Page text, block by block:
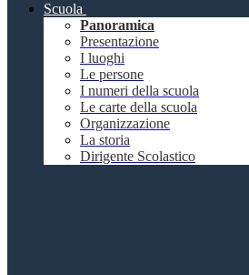
Scuola
Panoramica
Presentazione
I luoghi
Le persone
I numeri della scuola
Le carte della scuola
Organizzazione
La storia
Dirigente Scolastico